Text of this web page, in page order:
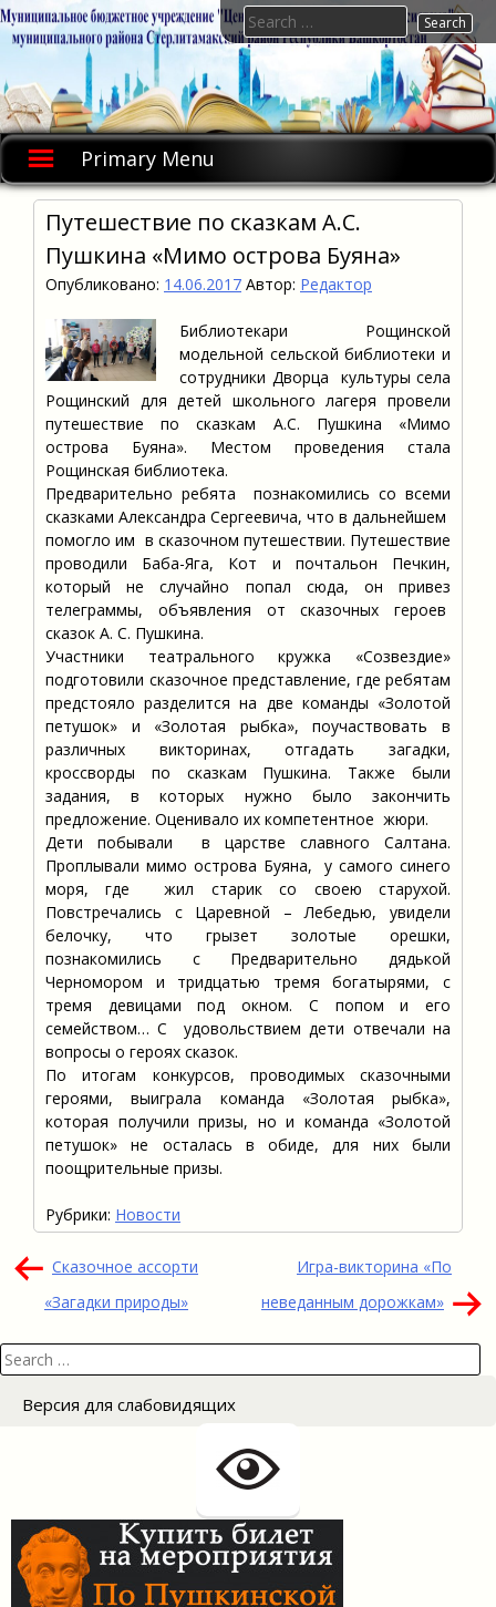
Skip
to
Primary Menu
Search
for:
Путешествие по сказкам А.С.
Пушкина «Мимо острова Буяна»
Опубликовано: 14.06.2017 Автор: Редактор
Библиотекари Рощинской
модельной сельской библиотеки и
сотрудники Дворца культуры села
Рощинский для детей школьного лагеря провели
путешествие по сказкам А.С. Пушкина «Мимо
острова Буяна». Местом проведения стала
Рощинская библиотека.
Предварительно ребята познакомились со всеми
сказками Александра Сергеевича, что в дальнейшем
помогло им в сказочном путешествии. Путешествие
проводили Баба-Яга, Кот и почтальон Печкин,
который не случайно попал сюда, он привез
телеграммы, объявления от сказочных героев
сказок А. С. Пушкина.
Участники театрального кружка «Созвездие»
подготовили сказочное представление, где ребятам
предстояло разделится на две команды «Золотой
петушок» и «Золотая рыбка», поучаствовать в
различных викторинах, отгадать загадки,
кроссворды по сказкам Пушкина. Также были
задания, в которых нужно было закончить
предложение. Оценивало их компетентное жюри.
Дети побывали в царстве славного Салтана.
Проплывали мимо острова Буяна, у самого синего
моря, где жил старик со своею старухой.
Повстречались с Царевной – Лебедью, увидели
белочку, что грызет золотые орешки,
познакомились с Предварительно дядькой
Черномором и тридцатью тремя богатырями, с
тремя девицами под окном. С попом и его
семейством… С удовольствием дети отвечали на
вопросы о героях сказок.
По итогам конкурсов, проводимых сказочными
героями, выиграла команда «Золотая рыбка»,
которая получили призы, но и команда «Золотой
петушок» не осталась в обиде, для них были
поощрительные призы.
Рубрики: Новости
Навигация
по
Сказочное ассорти
«Загадки природы»
Игра-викторина «По
неведанным дорожкам»
Search
for:
Версия для слабовидящих